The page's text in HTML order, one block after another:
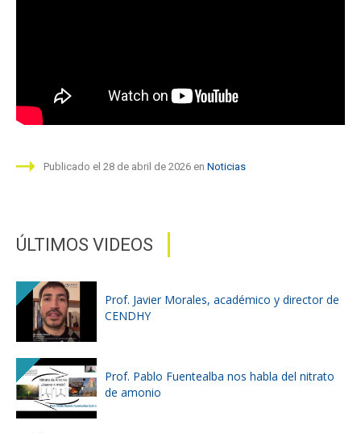
Publicado el 28 de abril de 2026 en Noticias
ÚLTIMOS VIDEOS
Prof. Javier Morales, académico y director de
CENDHY
Prof. Pablo Fuentealba nos habla del nitrato
de amonio